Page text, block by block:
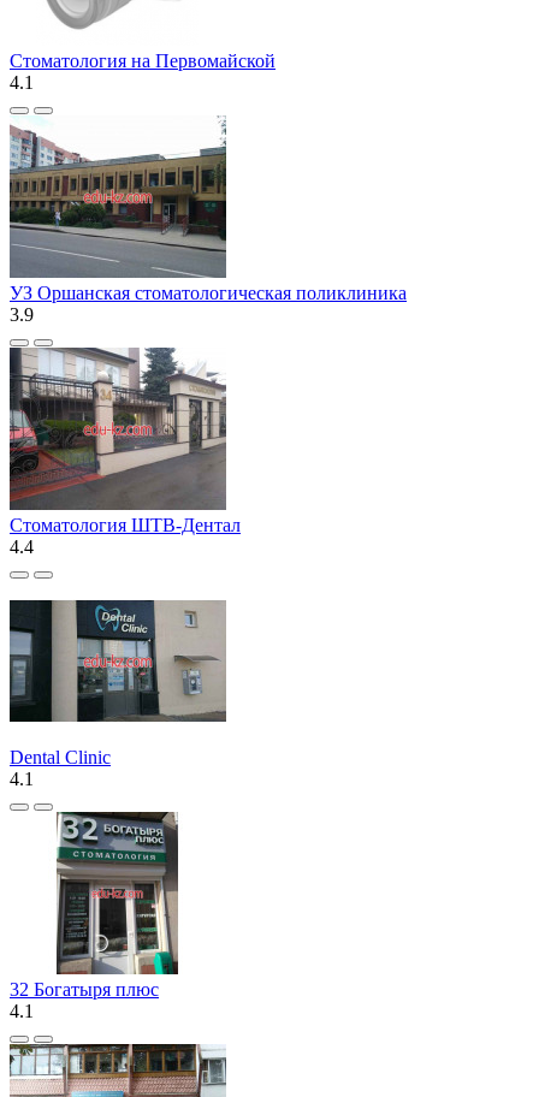
Стоматология на Первомайской
4.1
УЗ Оршанская стоматологическая поликлиника
3.9
Стоматология ШТВ-Дентал
4.4
Dental Clinic
4.1
32 Богатыря плюс
4.1